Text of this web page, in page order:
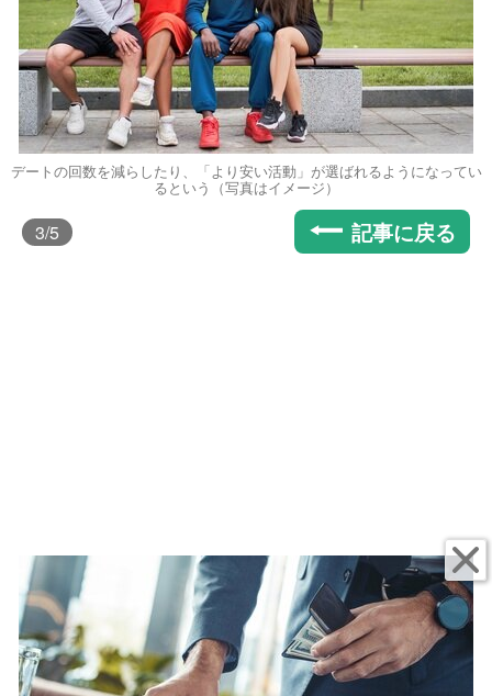
デートの回数を減らしたり、「より安い活動」が選ばれるようになってい
るという（写真はイメージ）
3/5 記事に戻る